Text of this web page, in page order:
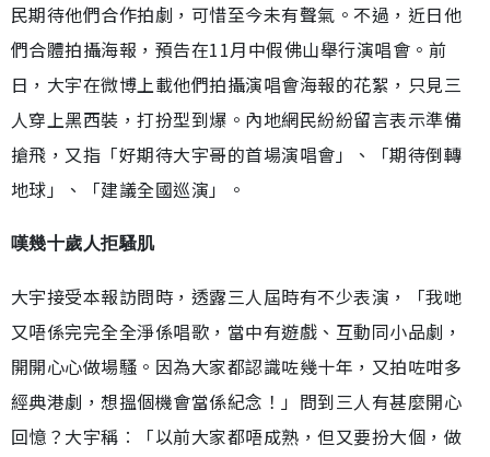
民期待他們合作拍劇，可惜至今未有聲氣。不過，近日他
們合體拍攝海報，預告在11月中假佛山舉行演唱會。前
日，大宇在微博上載他們拍攝演唱會海報的花絮，只見三
人穿上黑西裝，打扮型到爆。內地網民紛紛留言表示準備
搶飛，又指「好期待大宇哥的首場演唱會」、「期待倒轉
地球」、「建議全國巡演」。
嘆幾十歲人拒騷肌
大宇接受本報訪問時，透露三人屆時有不少表演，「我哋
又唔係完完全全淨係唱歌，當中有遊戲、互動同小品劇，
開開心心做場騷。因為大家都認識咗幾十年，又拍咗咁多
經典港劇，想搵個機會當係紀念！」問到三人有甚麼開心
回憶？大宇稱︰「以前大家都唔成熟，但又要扮大個，做